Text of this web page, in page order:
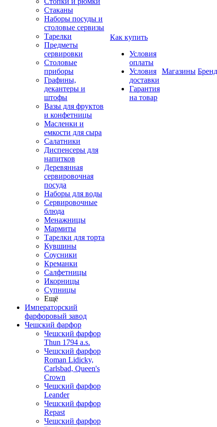
Стаканы
Наборы посуды и
столовые сервизы
Тарелки
Предметы
сервировки
Столовые
приборы
Графины,
декантеры и
штофы
Вазы для фруктов
и конфетницы
Масленки и
емкости для сыра
Салатники
Диспенсеры для
напитков
Деревянная
сервировочная
посуда
Наборы для воды
Сервировочные
блюда
Менажницы
Мармиты
Тарелки для торта
Кувшины
Соусники
Креманки
Салфетницы
Икорницы
Супницы
Ещё
Императорский
фарфоровый завод
Чешский фарфор
Чешский фарфор
Thun 1794 a.s.
Чешский фарфор
Roman Lidicky,
Carlsbad, Queen's
Crown
Чешский фарфор
Leander
Чешский фарфор
Repast
Чешский фарфор
Как купить
Условия
оплаты
Условия
доставки
Гарантия
на товар
Магазины